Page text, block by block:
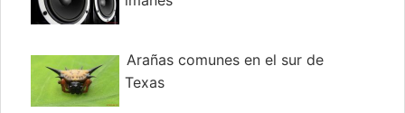
Arañas comunes en el sur de
Texas